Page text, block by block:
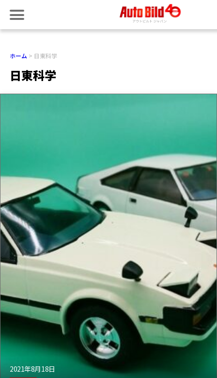
ホーム 日東科学
日東科学
2021年8月18日